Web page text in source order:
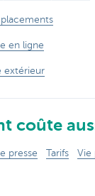
en ligne
extérieur
coûte
presse Tarifs Vie